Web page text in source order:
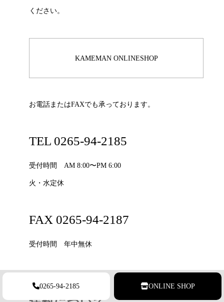
ください。
KAMEMAN ONLINESHOP
お電話またはFAXでも承っております。
TEL 0265-94-2185
受付時間 AM 8:00〜PM 6:00
火・水定休
FAX 0265-94-2187
受付時間 年中無休
0265-94-2185 ONLINE SHOP